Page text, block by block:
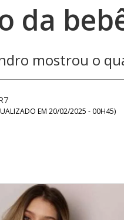
da
mostrou o
EM 20/02/2025 - 00H45)